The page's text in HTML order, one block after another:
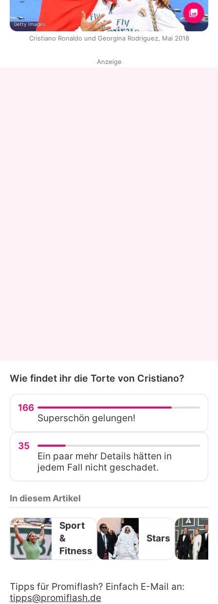
Getty Images
Cristiano Ronaldo und Georgina Rodriguez, Mai 2018
Anzeige
Wie findet ihr die Torte von Cristiano?
166
Superschön gelungen!
35
Ein paar mehr Details hätten in
jedem Fall nicht geschadet.
In diesem Artikel
Sport
&
Fitness
Stars
Tipps für Promiflash? Einfach E-Mail an:
tipps@promiflash.de